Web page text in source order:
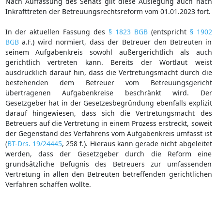
Inkrafttreten der Betreuungsrechtsreform vom 01.01.2023 fort.
In der aktuellen Fassung des § 1823 BGB(entspricht § 1902
BGBa.F.) wird normiert, dass der Betreuer den Betreuten in
seinem Aufgabenkreis sowohl außergerichtlich als auch
gerichtlich vertreten kann. Bereits der Wortlaut weist
ausdrücklich darauf hin, dass die Vertretungsmacht durch die
bestehenden dem Betreuer vom Betreuungsgericht
übertragenen Aufgabenkreise beschränkt wird. Der
Gesetzgeber hat in der Gesetzesbegründung ebenfalls explizit
darauf hingewiesen, dass sich die Vertretungsmacht des
Betreuers auf die Vertretung in einem Prozess erstreckt, soweit
der Gegenstand des Verfahrens vom Aufgabenkreis umfasst ist
(BT-Drs. 19/24445, 258 f.). Hieraus kann gerade nicht abgeleitet
werden, dass der Gesetzgeber durch die Reform eine
grundsätzliche Befugnis des Betreuers zur umfassenden
Vertretung in allen den Betreuten betreffenden gerichtlichen
Verfahren schaffen wollte.